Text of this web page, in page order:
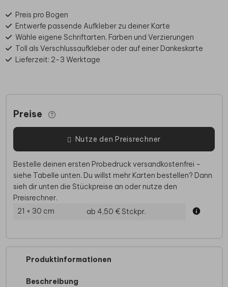
Preis pro Bogen
Entwerfe passende Aufkleber zu deiner Karte
Wähle eigene Schriftarten, Farben und Verzierungen
Toll als Verschlussaufkleber oder auf einer Dankeskarte
Lieferzeit: 2-3 Werktage
Preise
Nutze den Preisrechner
Bestelle deinen ersten Probedruck versandkostenfrei –
siehe Tabelle unten. Du willst mehr Karten bestellen? Dann
sieh dir unten die Stückpreise an oder nutze den
Preisrechner.
21 × 30 cm
ab 4,50 €Stckpr.
Produktinformationen
Beschreibung